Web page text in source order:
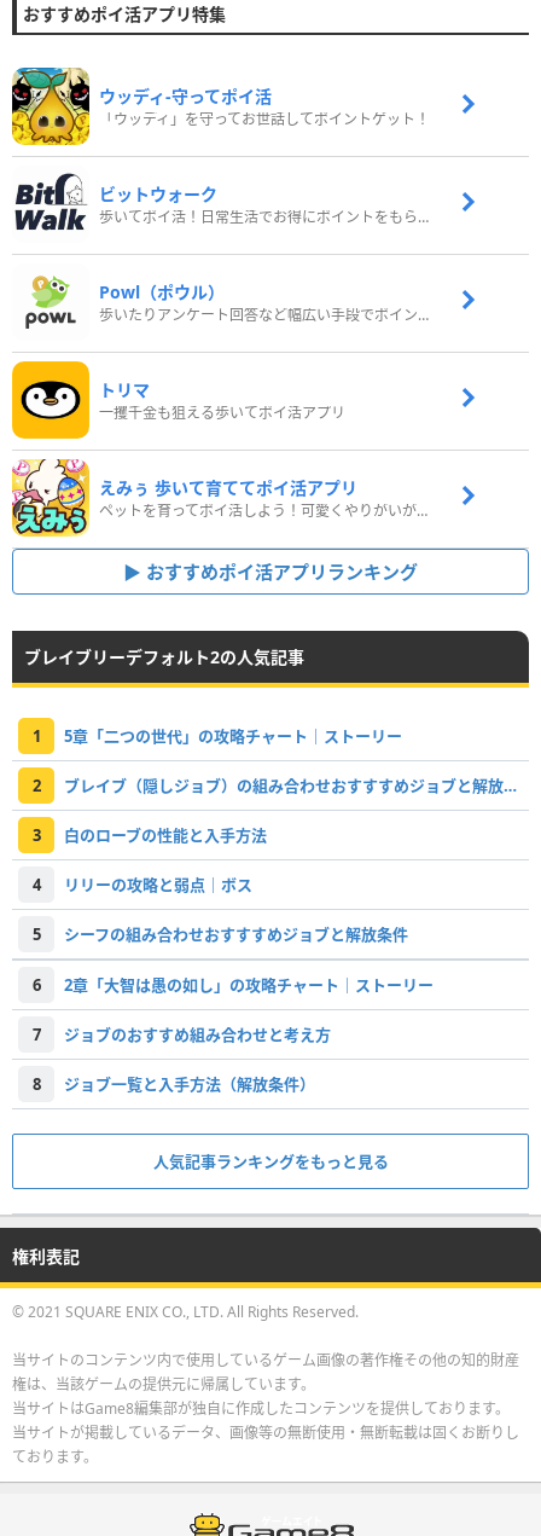
おすすめポイ活アプリ特集
ウッディ‐守ってポイ活
「ウッディ」を守ってお世話してポイントゲット！
ビットウォーク
歩いてポイ活！日常生活でお得にポイントをもらおう
Powl（ポウル）
歩いたりアンケート回答など幅広い手段でポイントをゲット
トリマ
一攫千金も狙える歩いてポイ活アプリ
えみぅ 歩いて育ててポイ活アプリ
ペットを育ってポイ活しよう！可愛くやりがいがある新感覚アプリ
おすすめポイ活アプリランキング
ブレイブリーデフォルト2の人気記事
1 5章「二つの世代」の攻略チャート｜ストーリー
2 ブレイブ（隠しジョブ）の組み合わせおすすすめジョブと解放条件
3 白のローブの性能と入手方法
4 リリーの攻略と弱点｜ボス
5 シーフの組み合わせおすすすめジョブと解放条件
6 2章「大智は愚の如し」の攻略チャート｜ストーリー
7 ジョブのおすすめ組み合わせと考え方
8 ジョブ一覧と入手方法（解放条件）
人気記事ランキングをもっと見る
権利表記
© 2021 SQUARE ENIX CO., LTD. All Rights Reserved.
当サイトのコンテンツ内で使用しているゲーム画像の著作権その他の知的財産
権は、当該ゲームの提供元に帰属しています。
当サイトはGame8編集部が独自に作成したコンテンツを提供しております。
当サイトが掲載しているデータ、画像等の無断使用・無断転載は固くお断りし
ております。